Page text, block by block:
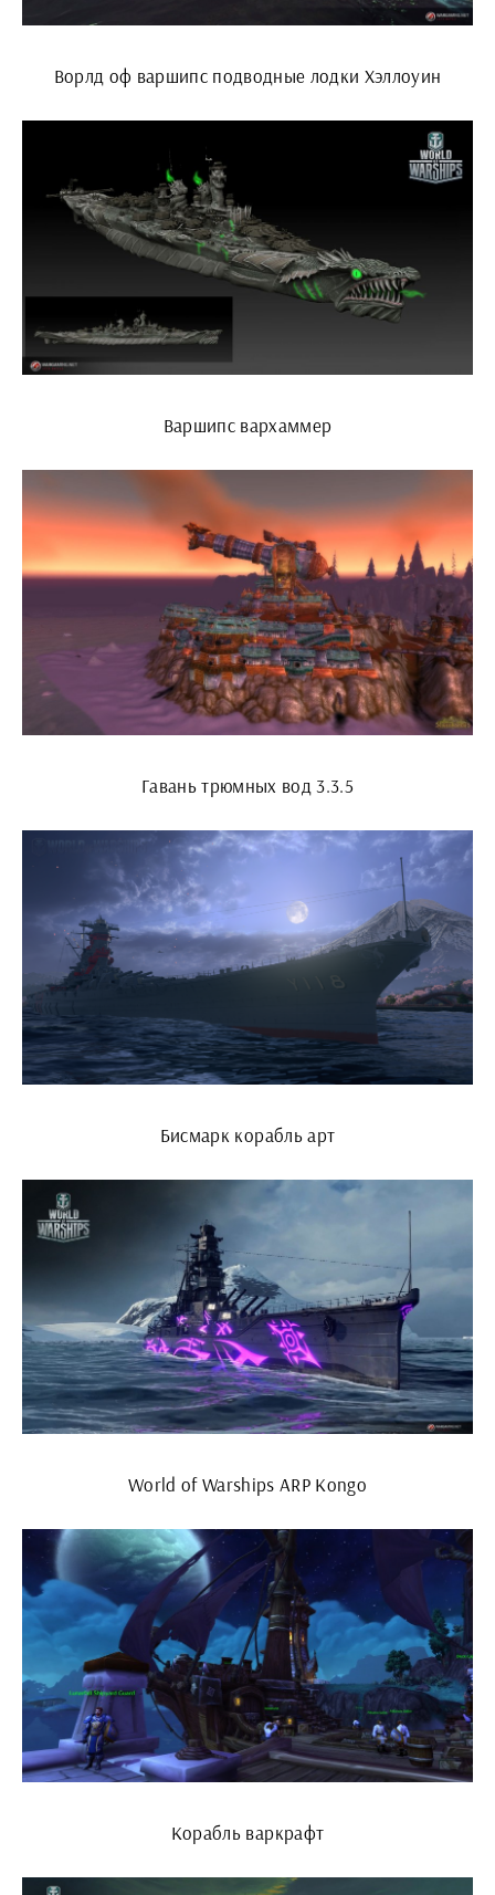
Ворлд оф варшипс подводные лодки Хэллоуин
Варшипс вархаммер
Гавань трюмных вод 3.3.5
Бисмарк корабль арт
World of Warships ARP Kongo
Корабль варкрафт